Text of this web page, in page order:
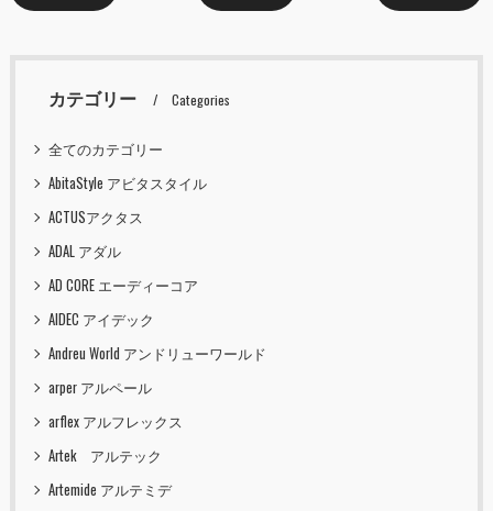
カテゴリー Categories
全てのカテゴリー
AbitaStyle アビタスタイル
ACTUSアクタス
ADAL アダル
AD CORE エーディーコア
AIDEC アイデック
Andreu World アンドリューワールド
arper アルペール
arflex アルフレックス
Artek アルテック
Artemide アルテミデ